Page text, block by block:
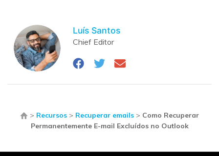
Luís Santos
Chief Editor
> Recursos > Recuperar emails > Como Recuperar
Permanentemente E-mail Excluídos no Outlook